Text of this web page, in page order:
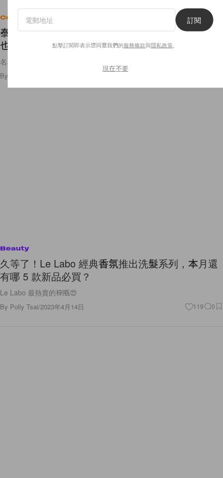
Celebrities
泰國人實在太愛 Lisa，就連發現新品種罕見植物，
也要命名為「Lalisa」
名為 Lalisa 的植物，到底會是什麼樣子？
By
Beauty
久等了！Le Labo 經典香氛推出洗髮系列，本月還
有哪 5 款新品必買？
Le Labo 最熱賣的棕瓶😍
By Polly Tsai/2023年4月14日 119 0
訂閱
點擊訂閱即表示您同意我們的服務條款與隱私政策
現在不要